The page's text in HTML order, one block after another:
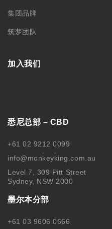
集团品牌
筑梦团队
加入我们
悉尼总部 – CBD
+61 02 9212 0099
info@monkeyking.com.au
Level 7, 309 Pitt Street
Sydney, NSW 2000
墨尔本分部
+61 03 9606 0666